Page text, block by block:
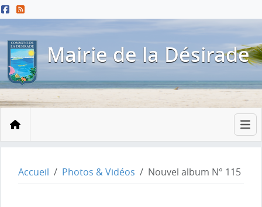
Menu principal
Contenu principal
Pied de page
Mairie de la Désirade
Accueil
Accueil Photos & Vidéos Nouvel album N° 115